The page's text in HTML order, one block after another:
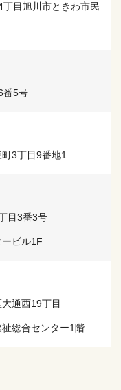
丁目旭川市ときわ市民
番5号
3丁目9番地1
目3番3号
ビル1F
通西19丁目
総合センター1階